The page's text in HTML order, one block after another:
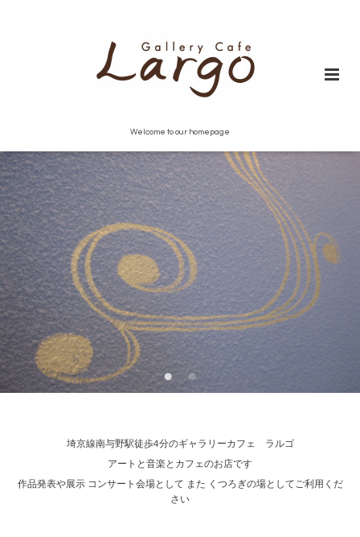
Welcome to our homepage
埼京線南与野駅徒歩4分のギャラリーカフェ ラルゴ
アートと音楽とカフェのお店です
作品発表や展示 コンサート会場として また くつろぎの場としてご利用くだ
さい